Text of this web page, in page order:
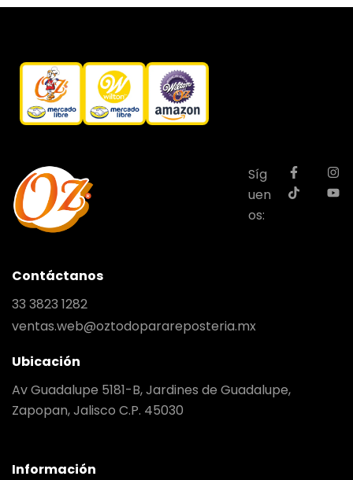
Síg
uen
os:
Contáctanos
33 3823 1282
ventas.web@oztodoparareposteria.mx
Ubicación
Av Guadalupe 5181-B, Jardines de Guadalupe,
Zapopan, Jalisco C.P. 45030
Información